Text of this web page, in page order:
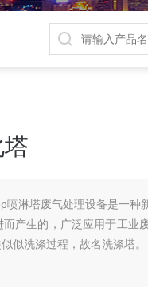
喷淋塔废气处理设备是一种
产生的，广泛应用于工业
似洗涤过程，故名洗涤塔。